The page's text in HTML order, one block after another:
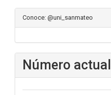
Conoce: @uni_sanmateo
Número actual